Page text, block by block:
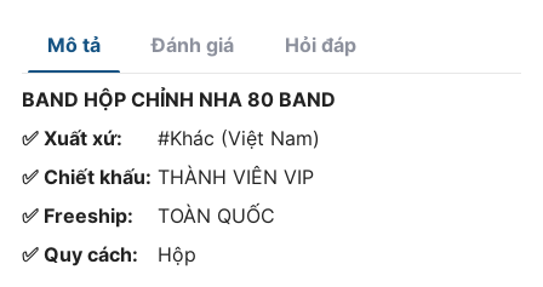
Mô tả Đánh giá Hỏi đáp
BAND HỘP CHỈNH NHA 80 BAND
✅ Xuất xứ:
#Khác (Việt Nam)
✅ Chiết khấu: THÀNH VIÊN VIP
✅ Freeship:
TOÀN QUỐC
✅ Quy cách:
Hộp